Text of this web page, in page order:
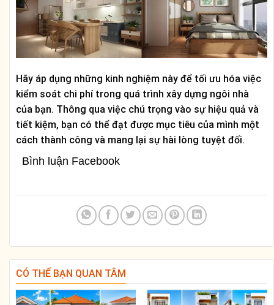
Hãy áp dụng những kinh nghiệm này để tối ưu hóa việc
kiểm soát chi phí trong quá trình xây dựng ngôi nhà
của bạn. Thông qua việc chú trọng vào sự hiệu quả và
tiết kiệm, bạn có thể đạt được mục tiêu của mình một
cách thành công và mang lại sự hài lòng tuyệt đối.
Bình luận Facebook
CÓ THỂ BẠN QUAN TÂM